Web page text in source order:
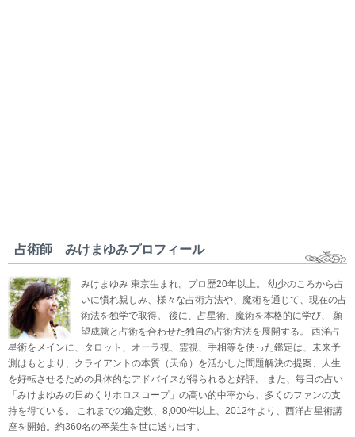
占術師 みけまゆみプロフィール
みけまゆみ 東京生まれ。プロ歴20年以上。 幼少のころから占
いに慣れ親しみ、様々な占術方法や、魔術を通じて、現在の占
術法を独学で取得。 後に、占星術、魔術を本格的に学び、 願
望成就と占術を合わせた独自の占術方法を展開する。 西洋占
星術をメインに、タロット、オーラ視、霊視、手相等を使った鑑定は、未来予
測はもとより、クライアントの本質（天命）を活かした問題解決の提案、人生
を好転させるための具体的なアドバイスが得られると好評。 また、毎日の占い
「みけまゆみの日めくりホロスコープ」の高い的中率から、多くのファンの支
持を得ている。 これまでの鑑定数、8,000件以上、2012年より、西洋占星術講
座を開始。約360名の卒業生を世に送り出す。